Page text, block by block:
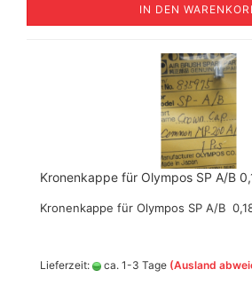
IN DEN
Kronenkappe für Olympos SP A/B
Kronenkappe für Olympos SP A/B
Lieferzeit: ca. 1-3 Tage (Ausland